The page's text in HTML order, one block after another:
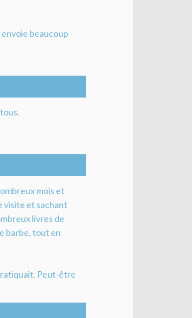
beaucoup
mois et
visite et sachant
livres de
barbe, tout en
Peut-être